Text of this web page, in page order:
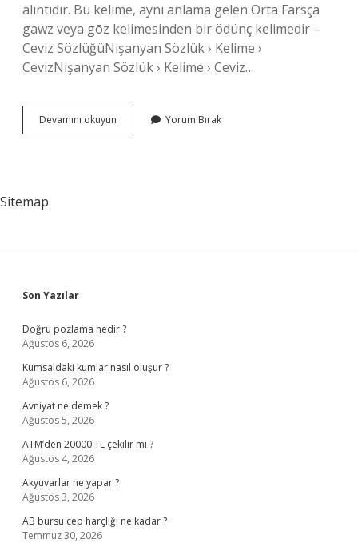
alıntıdır. Bu kelime, aynı anlama gelen Orta Farsça
gawz veya gōz kelimesinden bir ödünç kelimedir –
Ceviz SözlüğüNişanyan Sözlük › Kelime ›
CevizNişanyan Sözlük › Kelime › Ceviz…
Devamını okuyun
Hangi
Yorum Bırak
Sitemap
Sidebar
Son Yazılar
Doğru pozlama nedir ?
Ağustos 6, 2026
Kumsaldaki kumlar nasıl oluşur ?
Ağustos 6, 2026
Avniyat ne demek ?
Ağustos 5, 2026
ATM’den 20000 TL çekilir mi ?
Ağustos 4, 2026
Akyuvarlar ne yapar ?
Ağustos 3, 2026
AB bursu cep harçlığı ne kadar ?
Temmuz 30, 2026